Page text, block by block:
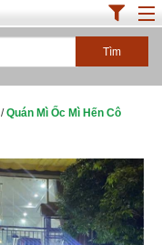
/Quán Mì Ốc Mì Hến Cô